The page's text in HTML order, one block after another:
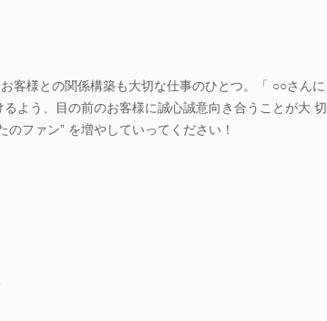
客様との関係構築も大切な仕事のひとつ。「 ○○さんに
よう、目の前のお客様に誠心誠意向き合うことが大 切
ファン” を増やしていってください！